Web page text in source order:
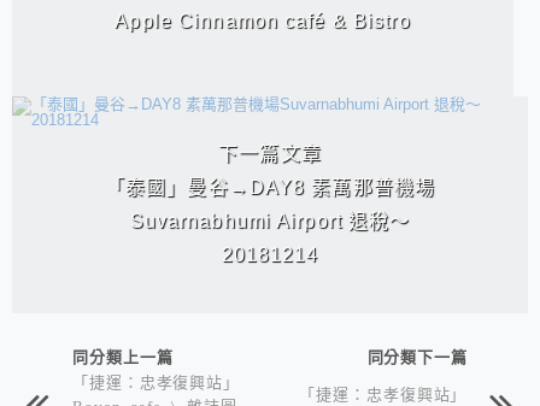
Apple Cinnamon café & Bistro
下一篇文章
「泰國」曼谷→DAY8 素萬那普機場
Suvarnabhumi Airport 退稅～
20181214
同分類上一篇
「捷運：忠孝復興站」
同分類下一篇
「捷運：忠孝復興站」